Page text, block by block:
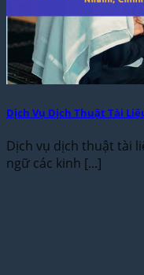
Dịch Vụ Dịch Thuật Tài
Dịch vụ dịch thuật tài
ngữ các kinh [...]